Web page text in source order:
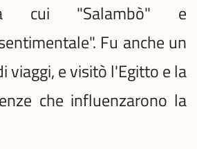
cui "Salambò" e
Fu anche un
viaggi, e visitò l'Egitto e la
che influenzarono la